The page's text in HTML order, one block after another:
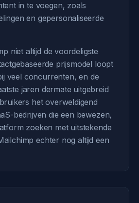
in te voegen, zoals
en gepersonaliseerde
niet altijd de voordeligste
prijsmodel loopt
veel concurrenten, en de
jaren dermate uitgebreid
het overweldigend
bedrijven die een bewezen,
zoeken met uitstekende
echter nog altijd een